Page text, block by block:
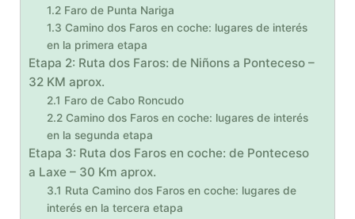
1.2 Faro de Punta Nariga
1.3 Camino dos Faros en coche: lugares de interés
en la primera etapa
Etapa 2: Ruta dos Faros: de Niñons a Ponteceso –
32 KM aprox.
2.1 Faro de Cabo Roncudo
2.2 Camino dos Faros en coche: lugares de interés
en la segunda etapa
Etapa 3: Ruta dos Faros en coche: de Ponteceso
a Laxe – 30 Km aprox.
3.1 Ruta Camino dos Faros en coche: lugares de
interés en la tercera etapa